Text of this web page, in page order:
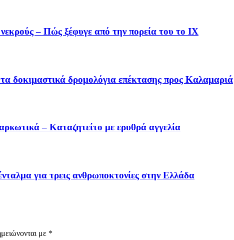
– Πώς ξέφυγε από την πορεία του το ΙΧ
δοκιμαστικά δρομολόγια επέκτασης προς Καλαμαριά
– Καταζητείτο με ερυθρά αγγελία
για τρεις ανθρωποκτονίες στην Ελλάδα
με *